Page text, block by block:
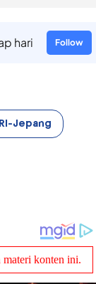
hari Follow
RI-Jepang